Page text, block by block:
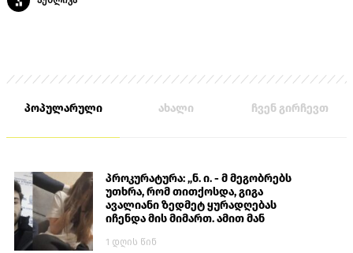
პოპულარული ახალი ჩვენ გირჩევთ
პროკურატურა: „ნ. ი. - მ მეგობრებს
უთხრა, რომ თითქოსდა, გიგა
ავალიანი ზედმეტ ყურადღებას
იჩენდა მის მიმართ. ამით მან
თავს დასხმოდა გიგა ავალიანს“
1 დღის წინ